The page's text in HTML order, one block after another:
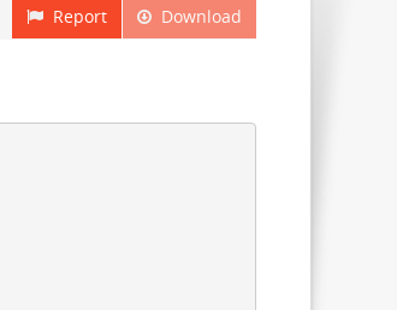
Download
Report